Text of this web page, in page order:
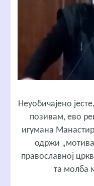
Неуобичајено
позивам, ево
игумана
одржи
православној
та молба